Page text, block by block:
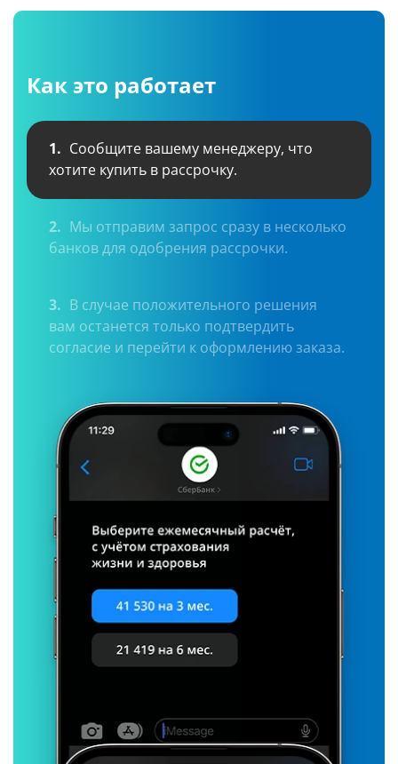
Как это работает
1. Сообщите вашему менеджеру, что
хотите купить в рассрочку.
2. Мы отправим запрос сразу в несколько
банков для одобрения рассрочки.
3. В случае положительного решения
вам останется только подтвердить
согласие и перейти к оформлению заказа.